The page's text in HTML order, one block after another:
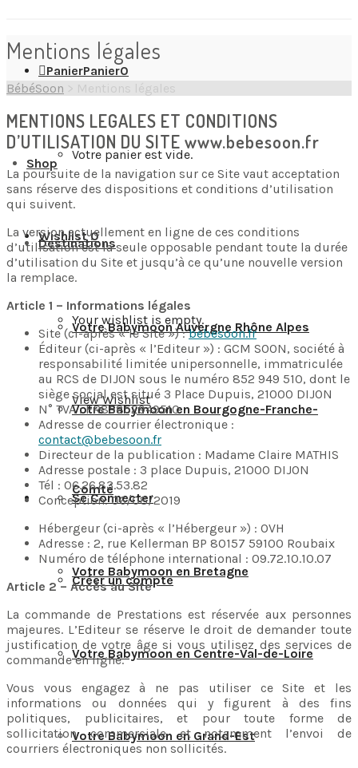
PanierPanier0
Votre panier est vide.
Wishlist 0
Your wishlist is empty.
View Wishlist
Se Connecter
Créer un compte
Shop
Destinations
Votre Babymoon Auvergne Rhône Alpes
Votre Babymoon en Bourgogne-Franche-
Comté
Votre Babymoon en Bretagne
Votre Babymoon en Centre-Val-de-Loire
Votre Babymoon en Grand-Est
Mentions légales
BébéSoon Mentions légales
MENTIONS LEGALES ET CONDITIONS
D’UTILISATION DU SITE www.bebesoon.fr
La poursuite de la navigation sur ce Site vaut acceptation
sans réserve des dispositions et conditions d’utilisation
qui suivent.
La version actuellement en ligne de ces conditions
d’utilisation est la seule opposable pendant toute la durée
d’utilisation du Site et jusqu’à ce qu’une nouvelle version
la remplace.
Article 1 – Informations légales
Site (ci-après « le Site ») :bebesoon.fr
Éditeur (ci-après « l’Editeur ») : GCM SOON, société à
responsabilité limitée unipersonnelle, immatriculée
au RCS de DIJON sous le numéro 852 949 510, dont le
siège social est situé 3 Place Dupuis, 21000 DIJON
N° TVA : FR85852949510
Adresse de courrier électronique :
contact@bebesoon.fr
Directeur de la publication : Madame Claire MATHIS
Adresse postale : 3 place Dupuis, 21000 DIJON
Tél : 06.26.83.53.82
Conception: 06/08/2019
Hébergeur (ci-après « l’Hébergeur ») : OVH
Adresse : 2, rue Kellerman BP 80157 59100 Roubaix
Numéro de téléphone international : 09.72.10.10.07
Article 2 – Accès au Site
La commande de Prestations est réservée aux personnes
majeures. L’Editeur se réserve le droit de demander toute
justification de votre âge si vous utilisez des services de
commande en ligne.
Vous vous engagez à ne pas utiliser ce Site et les
informations ou données qui y figurent à des fins
politiques, publicitaires, et pour toute forme de
sollicitation commerciale et notamment l’envoi de
courriers électroniques non sollicités.